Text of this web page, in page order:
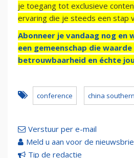
je toegang tot exclusieve
ervaring die je steeds een stap
Abonneer je vandaag nog en
een gemeenschap die
betrouwbaarheid en échte
conference china southern
Verstuur per e-mail
Meld u aan voor de
Tip de redactie